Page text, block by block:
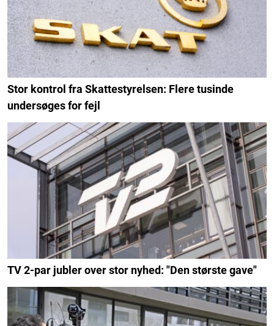
Stor kontrol fra Skattestyrelsen: Flere tusinde
undersøges for fejl
TV 2-par jubler over stor nyhed: "Den største gave"